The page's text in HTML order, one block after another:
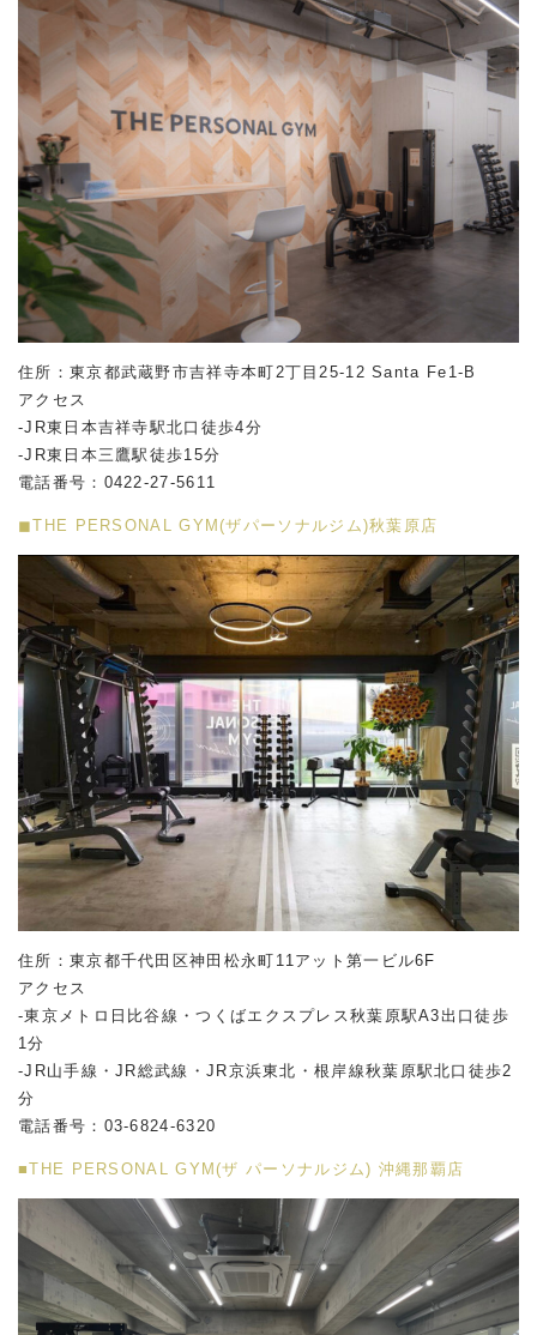
住所：東京都武蔵野市吉祥寺本町2丁目25-12 Santa Fe1-B
アクセス
-JR東日本吉祥寺駅北口徒歩4分
-JR東日本三鷹駅徒歩15分
電話番号：0422-27-5611
◼︎THE PERSONAL GYM(ザパーソナルジム)秋葉原店
住所：東京都千代田区神田松永町11アット第一ビル6F
アクセス
-東京メトロ日比谷線・つくばエクスプレス秋葉原駅A3出口徒歩
1分
-JR山手線・JR総武線・JR京浜東北・根岸線秋葉原駅北口徒歩2
分
電話番号：03-6824-6320
■THE PERSONAL GYM(ザ パーソナルジム) 沖縄那覇店